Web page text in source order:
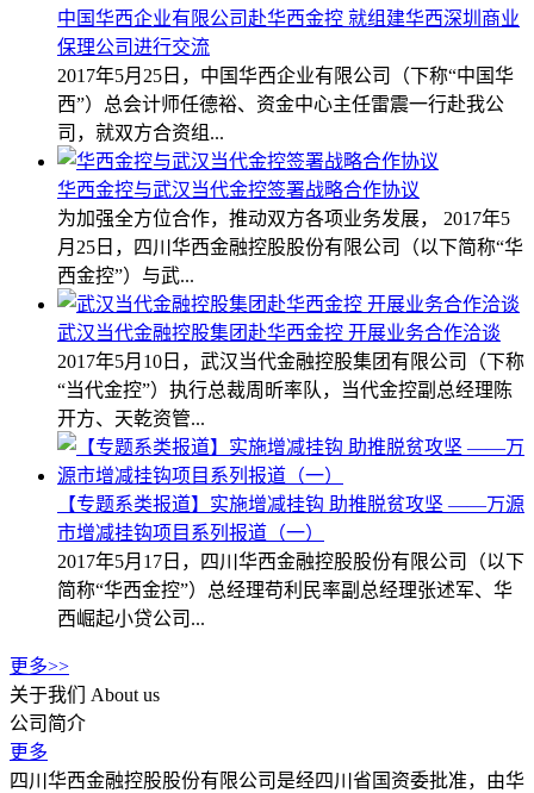
中国华西企业有限公司赴华西金控 就组建华西深圳商业
保理公司进行交流
2017年5月25日，中国华西企业有限公司（下称“中国华
西”）总会计师任德裕、资金中心主任雷震一行赴我公
司，就双方合资组...
华西金控与武汉当代金控签署战略合作协议
为加强全方位合作，推动双方各项业务发展， 2017年5
月25日，四川华西金融控股股份有限公司（以下简称“华
西金控”）与武...
武汉当代金融控股集团赴华西金控 开展业务合作洽谈
2017年5月10日，武汉当代金融控股集团有限公司（下称
“当代金控”）执行总裁周昕率队，当代金控副总经理陈
开方、天乾资管...
【专题系类报道】实施增减挂钩 助推脱贫攻坚 ——万源
市增减挂钩项目系列报道（一）
2017年5月17日，四川华西金融控股股份有限公司（以下
简称“华西金控”）总经理苟利民率副总经理张述军、华
西崛起小贷公司...
更多>>
关于我们
About us
公司简介
更多
四川华西金融控股股份有限公司是经四川省国资委批准，由华